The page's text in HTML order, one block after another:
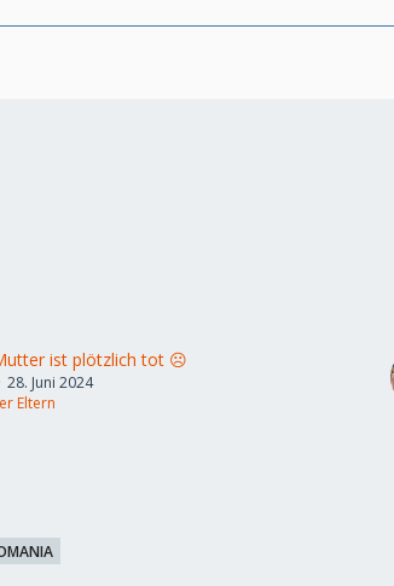
ist plötzlich tot ☹️
28. Juni 2024
Eltern